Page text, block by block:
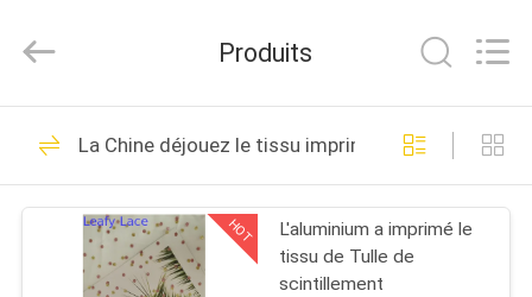
APERÇU
PRODUITS
Textiles
Rights
Tissu brodé de
dentelle
280
Produits
La Chine déjouez le tissu imprimé
HOT
L'aluminium a imprimé le
tissu de Tulle de
scintillement